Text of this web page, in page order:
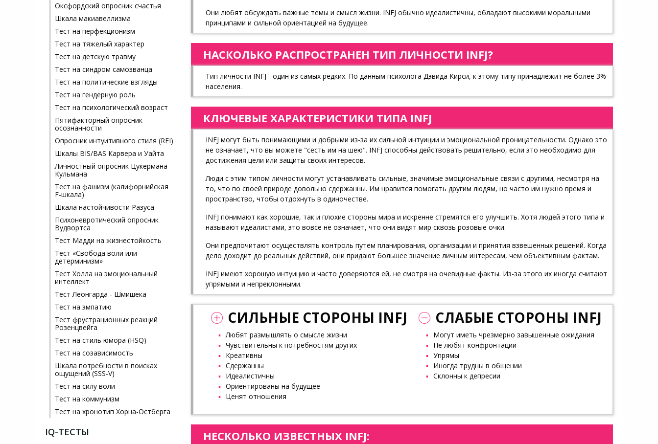
Оксфордский опросник счастья
Шкала макиавеллизма
Тест на перфекционизм
Тест на тяжелый характер
Тест на детскую травму
Тест на синдром самозванца
Тест на политические взгляды
Тест на гендерную роль
Тест на психологический возраст
Пятифакторный опросник
осознанности
Опросник интуитивного стиля (REI)
Шкалы BIS/BAS Карвера и Уайта
Личностный опросник Цукермана-
Кульмана
Тест на фашизм (калифорнийская
F-шкала)
Шкала настойчивости Разуса
Психоневротический опросник
Вудвортса
Тест Мадди на жизнестойкость
Тест «Свобода воли или
детерминизм»
Тест Холла на эмоциональный
интеллект
Тест Леонгарда - Шмишека
Тест на эмпатию
Тест фрустрационных реакций
Розенцвейга
Тест на стиль юмора (HSQ)
Тест на созависимость
Шкала потребности в поисках
ощущений (SSS-V)
Тест на силу воли
Тест на коммунизм
Тест на хронотип Хорна-Остберга
IQ-ТЕСТЫ
Они любят обсуждать важные темы и смысл жизни. INFJ обычно идеалистичны, обладают высокими моральными
принципами и сильной ориентацией на будущее.
НАСКОЛЬКО РАСПРОСТРАНЕН ТИП ЛИЧНОСТИ INFJ?
Тип личности INFJ - один из самых редких. По данным психолога Дэвида Кирси, к этому типу принадлежит не более 3%
населения.
КЛЮЧЕВЫЕ ХАРАКТЕРИСТИКИ ТИПА INFJ
INFJ могут быть понимающими и добрыми из-за их сильной интуиции и эмоциональной проницательности. Однако это
не означает, что вы можете "сесть им на шею". INFJ способны действовать решительно, если это необходимо для
достижения цели или защиты своих интересов.
Люди с этим типом личности могут устанавливать сильные, значимые эмоциональные связи с другими, несмотря на
то, что по своей природе довольно сдержанны. Им нравится помогать другим людям, но часто им нужно время и
пространство, чтобы отдохнуть в одиночестве.
INFJ понимают как хорошие, так и плохие стороны мира и искренне стремятся его улучшить. Хотя людей этого типа и
называют идеалистами, это вовсе не означает, что они видят мир сквозь розовые очки.
Они предпочитают осуществлять контроль путем планирования, организации и принятия взвешенных решений. Когда
дело доходит до реальных действий, они придают большее значение личным интересам, чем объективным фактам.
INFJ имеют хорошую интуицию и часто доверяются ей, не смотря на очевидные факты. Из-за этого их иногда считают
упрямыми и непреклонными.
СИЛЬНЫЕ СТОРОНЫ INFJ
Любят размышлять о смысле жизни
Чувствительны к потребностям других
Креативны
Сдержанны
Идеалистичны
Ориентированы на будущее
Ценят отношения
СЛАБЫЕ СТОРОНЫ INFJ
Могут иметь чрезмерно завышенные ожидания
Не любят конфронтации
Упрямы
Иногда трудны в общении
Склонны к депресии
НЕСКОЛЬКО ИЗВЕСТНЫХ INFJ: